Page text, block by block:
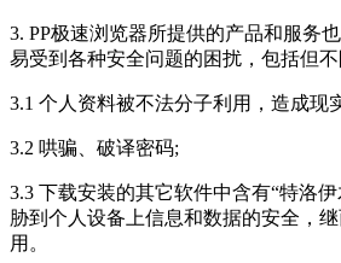
3. PP极速浏览器所提供的产品和服务
易受到各种安全问题的困扰，包括但不
3.1 个人资料被不法分子利用，造成现
3.2 哄骗、破译密码;
3.3 下载安装的其它软件中含有“特洛
胁到个人设备上信息和数据的安全，
用。